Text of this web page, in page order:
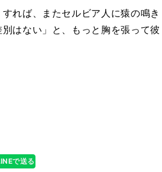
れば、またセルビア人に猿の鳴き
はない」と、もっと胸を張って彼
で送る